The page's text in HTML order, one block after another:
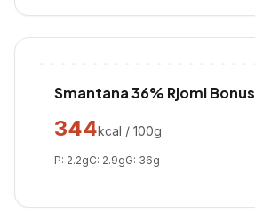
Smantana 36% Rjomi Bonus
344kcal / 100g
P: 2.2gC: 2.9gG: 36g